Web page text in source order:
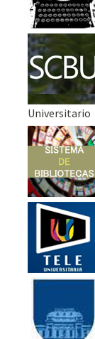
Universitario